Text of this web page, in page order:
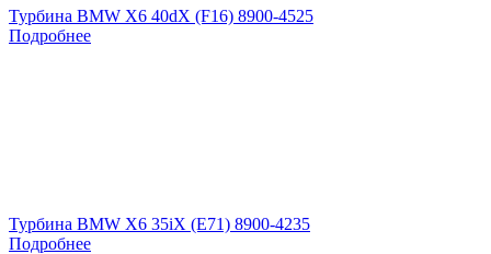
Турбина BMW X6 40dX (F16) 8900-4525
Подробнее
Турбина BMW X6 35iX (E71) 8900-4235
Подробнее